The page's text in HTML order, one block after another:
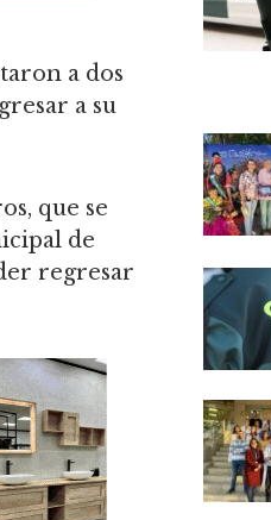
a dos
a su
que se
de
regresar